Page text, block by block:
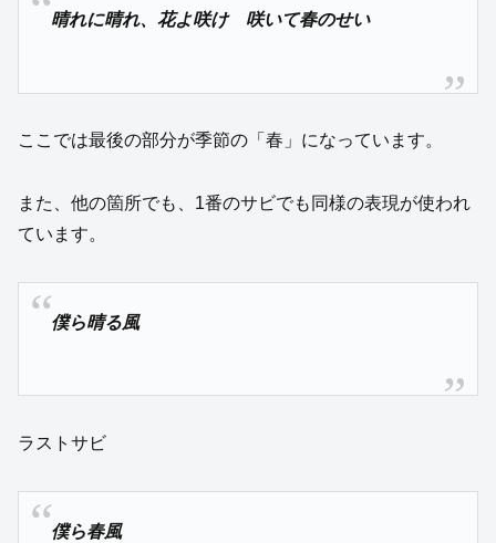
晴れに晴れ、花よ咲け 咲いて春のせい
ここでは最後の部分が季節の「春」になっています。
また、他の箇所でも、1番のサビでも同様の表現が使われ
ています。
僕ら晴る風
ラストサビ
僕ら春風